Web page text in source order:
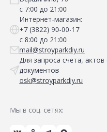
с 7:00 до 21:00
Интернет-магазин:
+7 (3822) 90-00-17
с 8:00 до 21:00
mail@stroyparkdiy.ru
Для запроса счета,
документов
osk@stroyparkdiy.ru
Мы в соц. сетях: